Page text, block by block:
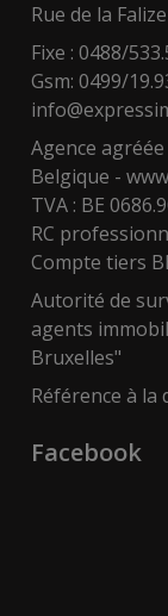
Rue de la
Fixe : 0488/
Gsm: 0499/
Agence
Belgique -
TVA : BE
RC
Compte tiers
Autorité de
agents
Bruxelles"
Référence à la
Facebook